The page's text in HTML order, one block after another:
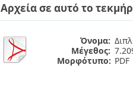
Αρχεία σε αυτό το
Όνομα:
Μέγεθος:
Μορφότυπο: PDF